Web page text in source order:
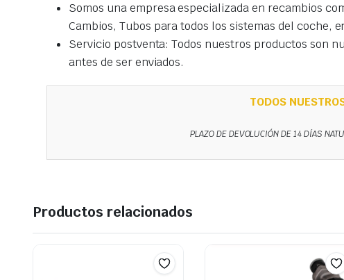
Somos una empresa especializada en recambios
Cambios, Tubos para todos los sistemas del coche,
Servicio postventa: Todos nuestros productos son
antes de ser enviados.
TODOS
PLAZO DE DEVOLUCIÓN DE 14 DÍAS
Productos relacionados